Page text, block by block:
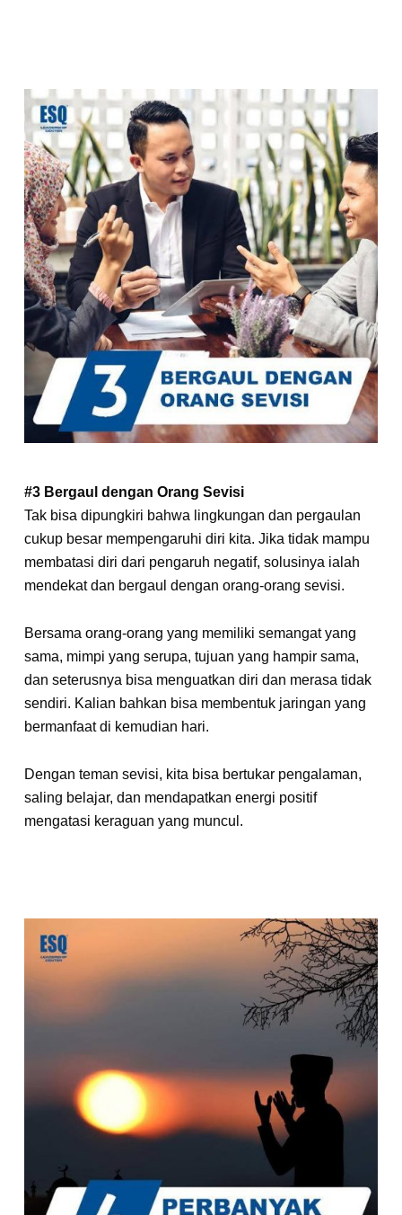
#3 Bergaul dengan Orang Sevisi
Tak bisa dipungkiri bahwa lingkungan dan pergaulan
cukup besar mempengaruhi diri kita. Jika tidak mampu
membatasi diri dari pengaruh negatif, solusinya ialah
mendekat dan bergaul dengan orang-orang sevisi.
Bersama orang-orang yang memiliki semangat yang
sama, mimpi yang serupa, tujuan yang hampir sama,
dan seterusnya bisa menguatkan diri dan merasa tidak
sendiri. Kalian bahkan bisa membentuk jaringan yang
bermanfaat di kemudian hari.
Dengan teman sevisi, kita bisa bertukar pengalaman,
saling belajar, dan mendapatkan energi positif
mengatasi keraguan yang muncul.